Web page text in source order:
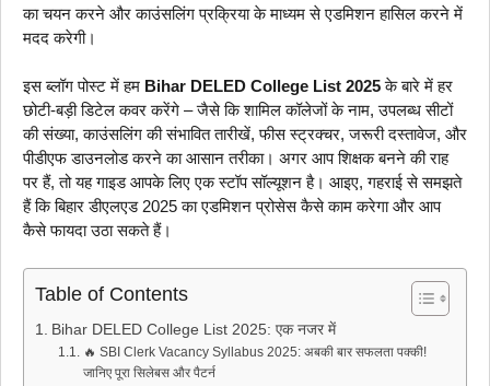
s
A
p
p
g
r
a
m
b
o
k
a
s
L
n
k
e
का चयन करने और काउंसलिंग प्रक्रिया के माध्यम से एडमिशन हासिल करने में
मदद करेगी।
इस ब्लॉग पोस्ट में हम Bihar DELED College List 2025के बारे में हर
छोटी-बड़ी डिटेल कवर करेंगे – जैसे कि शामिल कॉलेजों के नाम, उपलब्ध सीटों
की संख्या, काउंसलिंग की संभावित तारीखें, फीस स्ट्रक्चर, जरूरी दस्तावेज, और
पीडीएफ डाउनलोड करने का आसान तरीका। अगर आप शिक्षक बनने की राह
पर हैं, तो यह गाइड आपके लिए एक स्टॉप सॉल्यूशन है। आइए, गहराई से समझते
हैं कि बिहार डीएलएड 2025 का एडमिशन प्रोसेस कैसे काम करेगा और आप
कैसे फायदा उठा सकते हैं।
Table of Contents
Bihar DELED College List 2025: एक नजर में
🔥 SBI Clerk Vacancy Syllabus 2025: अबकी बार सफलता पक्की!
जानिए पूरा सिलेबस और पैटर्न